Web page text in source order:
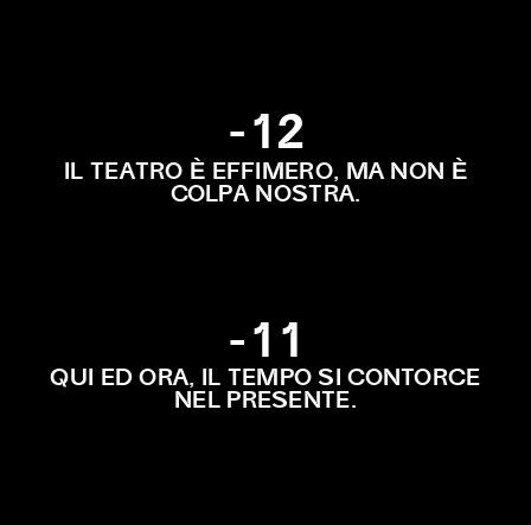
-12
IL TEATRO È EFFIMERO, MA NON È
COLPA NOSTRA.
-11
QUI ED ORA, IL TEMPO SI CONTORCE
NEL PRESENTE.